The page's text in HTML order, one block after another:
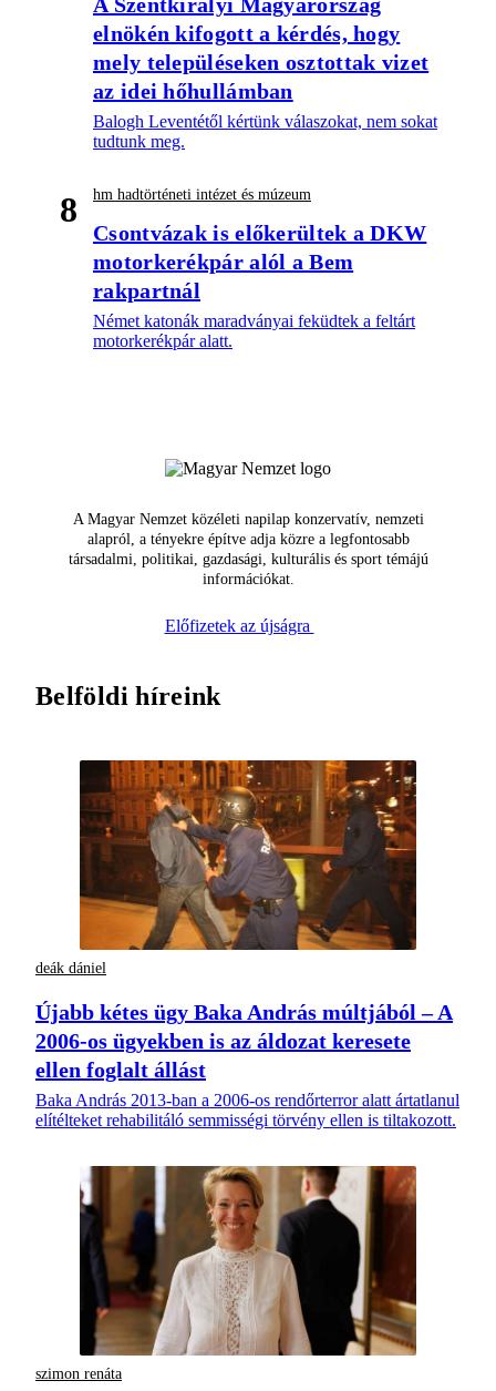
A Szentkirályi Magyarország
elnökén kifogott a kérdés, hogy
mely településeken osztottak vizet
az idei hőhullámban
Balogh Leventétől kértünk válaszokat, nem sokat
tudtunk meg.
8 hm hadtörténeti intézet és múzeum
Csontvázak is előkerültek a DKW
motorkerékpár alól a Bem
rakpartnál
Német katonák maradványai feküdtek a feltárt
motorkerékpár alatt.
A Magyar Nemzet közéleti napilap konzervatív, nemzeti
alapról, a tényekre építve adja közre a legfontosabb
társadalmi, politikai, gazdasági, kulturális és sport témájú
információkat.
Előfizetek az újságra
Belföldi híreink
deák dániel
Újabb kétes ügy Baka András múltjából – A
2006-os ügyekben is az áldozat keresete
ellen foglalt állást
Baka András 2013-ban a 2006-os rendőrterror alatt ártatlanul
elítélteket rehabilitáló semmisségi törvény ellen is tiltakozott.
szimon renáta